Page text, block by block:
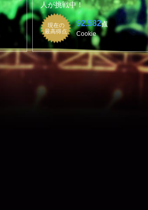
人が挑戦中！
現在の
最高得点
92.582点
Cookie